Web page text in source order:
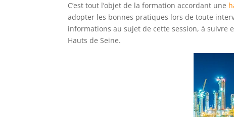
C’est tout l’objet de la formation accordant une
adopter les bonnes pratiques lors de toute
informations au sujet de cette session, à suivre
Hauts de Seine.